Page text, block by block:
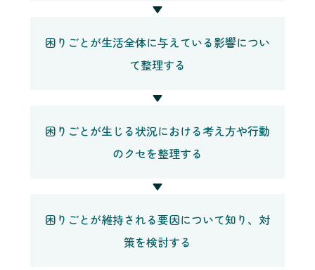
▼
困りごとが生活全体に与えている影響につい
て整理する
▼
困りごとが生じる状況における考え方や行動
のクセを整理する
▼
困りごとが維持される要因について知り、対
策を検討する